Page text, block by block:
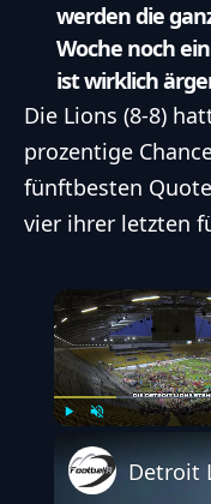
werden die
Woche noch
ist wirklich
Die Lions (8-8)
prozentige
fünftbesten
vier ihrer letzten